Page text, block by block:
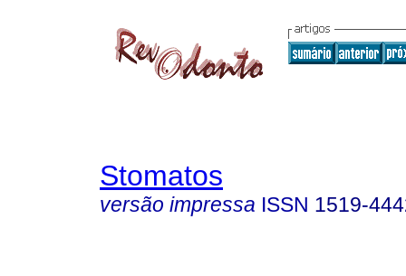
Stomatos
versão impressa ISSN 1519-